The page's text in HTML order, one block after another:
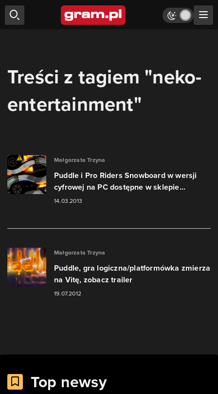
Treści z tagiem "neko-
entertainment"
Małgorzata Trzyna
Puddle i Pro Riders Snowboard w wersji
cyfrowej na PC dostępne w sklepie...
14.03.2013
Małgorzata Trzyna
Puddle, gra logiczna/platformówka zmierza
na Vitę, zobacz trailer
19.07.2012
Top newsy